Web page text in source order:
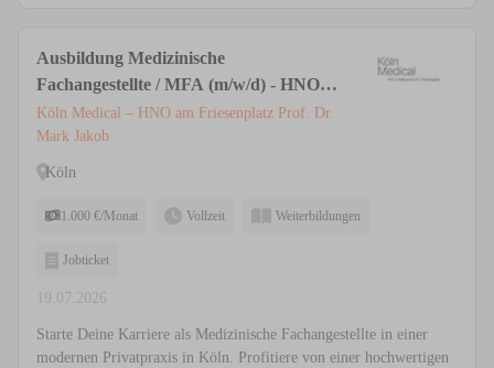
Ausbildung Medizinische
Fachangestellte / MFA (m/w/d) - HNO &
Ästhetische Medizin | Privatpraxis Köln
Köln Medical – HNO am Friesenplatz Prof. Dr.
Mark Jakob
Köln
1.000 €/Monat Vollzeit Weiterbildungen
Jobticket
19.07.2026
Starte Deine Karriere als Medizinische Fachangestellte in einer
modernen Privatpraxis in Köln. Profitiere von einer hochwertigen